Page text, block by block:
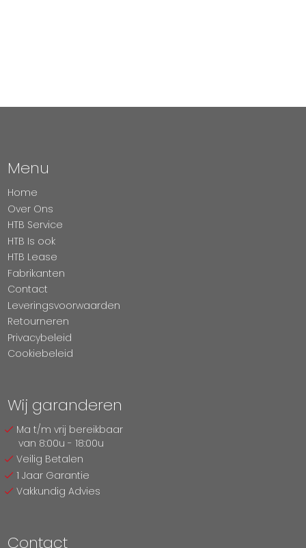
Menu
Home
Over Ons
HTB Service
HTB Is ook
HTB Lease
Fabrikanten
Contact
Leveringsvoorwaarden
Retourneren
Privacybeleid
Cookiebeleid
Wij garanderen
Ma t/m vrij bereikbaar
van 8:00u - 18:00u
Veilig Betalen
1 Jaar Garantie
Vakkundig Advies
Contact